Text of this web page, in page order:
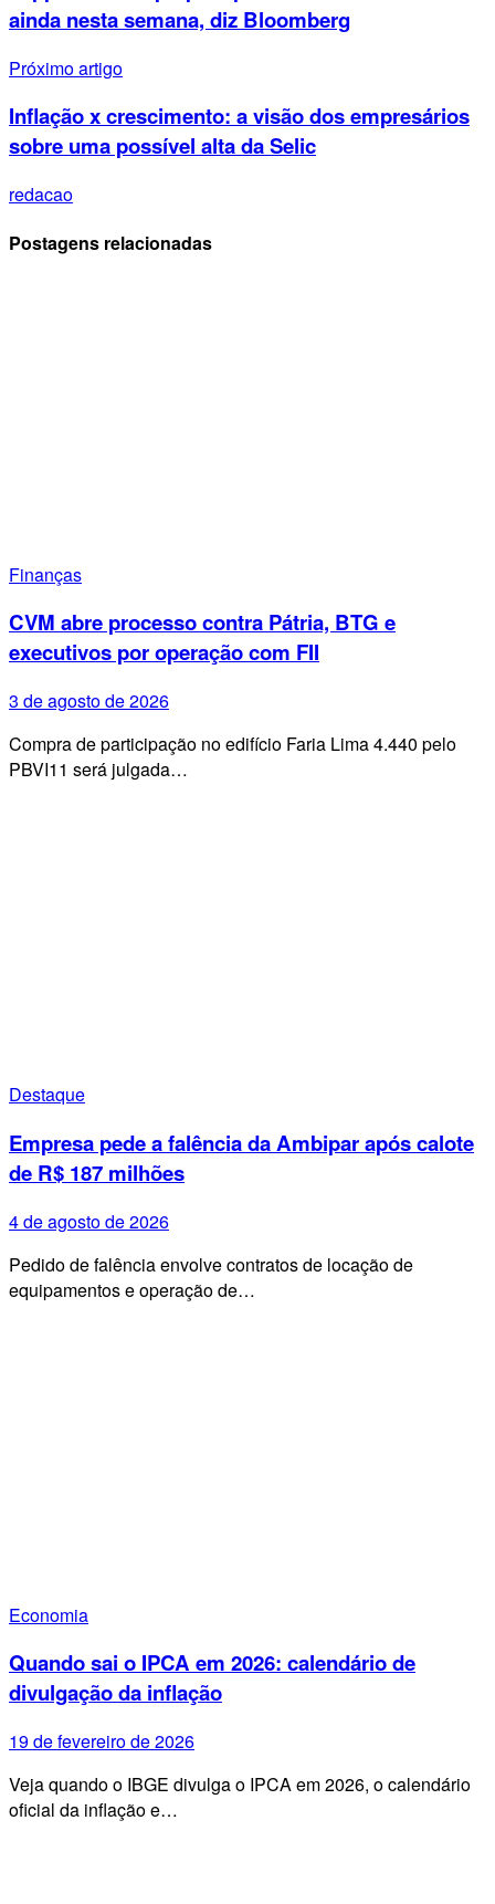
ainda nesta semana, diz Bloomberg
Próximo artigo
Inflação x crescimento: a visão dos empresários
sobre uma possível alta da Selic
redacao
Postagens relacionadas
Finanças
CVM abre processo contra Pátria, BTG e
executivos por operação com FII
3 de agosto de 2026
Compra de participação no edifício Faria Lima 4.440 pelo
PBVI11 será julgada…
Destaque
Empresa pede a falência da Ambipar após calote
de R$ 187 milhões
4 de agosto de 2026
Pedido de falência envolve contratos de locação de
equipamentos e operação de…
Economia
Quando sai o IPCA em 2026: calendário de
divulgação da inflação
19 de fevereiro de 2026
Veja quando o IBGE divulga o IPCA em 2026, o calendário
oficial da inflação e…